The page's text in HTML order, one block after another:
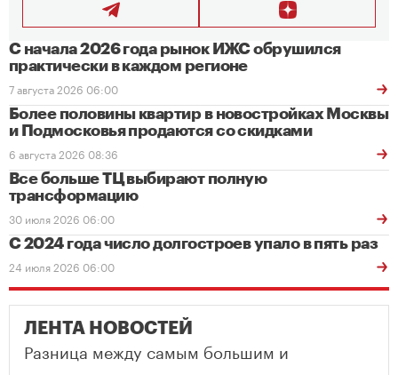
С начала 2026 года рынок ИЖС обрушился
практически в каждом регионе
7 августа 2026 06:00
Более половины квартир в новостройках Москвы
и Подмосковья продаются со скидками
6 августа 2026 08:36
Все больше ТЦ выбирают полную
трансформацию
30 июля 2026 06:00
С 2024 года число долгостроев упало в пять раз
24 июля 2026 06:00
ЛЕНТА НОВОСТЕЙ
Разница между самым большим и